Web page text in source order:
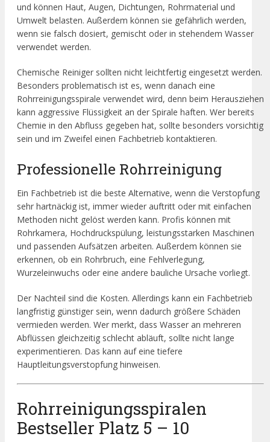
und können Haut, Augen, Dichtungen, Rohrmaterial und
Umwelt belasten. Außerdem können sie gefährlich werden,
wenn sie falsch dosiert, gemischt oder in stehendem Wasser
verwendet werden.
Chemische Reiniger sollten nicht leichtfertig eingesetzt werden.
Besonders problematisch ist es, wenn danach eine
Rohrreinigungsspirale verwendet wird, denn beim Herausziehen
kann aggressive Flüssigkeit an der Spirale haften. Wer bereits
Chemie in den Abfluss gegeben hat, sollte besonders vorsichtig
sein und im Zweifel einen Fachbetrieb kontaktieren.
Professionelle Rohrreinigung
Ein Fachbetrieb ist die beste Alternative, wenn die Verstopfung
sehr hartnäckig ist, immer wieder auftritt oder mit einfachen
Methoden nicht gelöst werden kann. Profis können mit
Rohrkamera, Hochdruckspülung, leistungsstarken Maschinen
und passenden Aufsätzen arbeiten. Außerdem können sie
erkennen, ob ein Rohrbruch, eine Fehlverlegung,
Wurzeleinwuchs oder eine andere bauliche Ursache vorliegt.
Der Nachteil sind die Kosten. Allerdings kann ein Fachbetrieb
langfristig günstiger sein, wenn dadurch größere Schäden
vermieden werden. Wer merkt, dass Wasser an mehreren
Abflüssen gleichzeitig schlecht abläuft, sollte nicht lange
experimentieren. Das kann auf eine tiefere
Hauptleitungsverstopfung hinweisen.
Rohrreinigungsspiralen
Bestseller Platz 5 – 10